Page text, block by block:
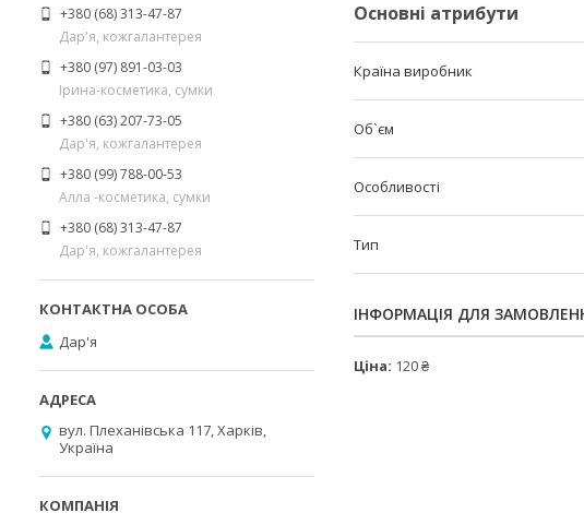
Основні атрибути
Країна виробник
Об`єм
Особливості
Тип
ІНФОРМАЦІЯ ДЛЯ
Ціна: 120 ₴
+380 (68) 313-47-87
Дар'я, кожгалантерея
+380 (97) 891-03-03
Ірина-косметика, сумки
+380 (63) 207-73-05
Дар'я, кожгалантерея
+380 (99) 788-00-53
Алла -косметика, сумки
+380 (68) 313-47-87
Дар'я, кожгалантерея
Дар'я
вул. Плеханівська 117, Харків,
Україна